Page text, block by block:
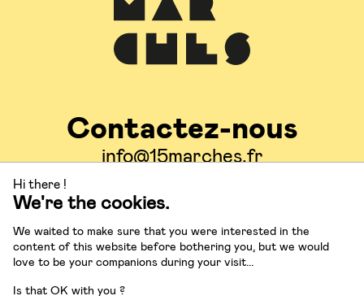
Contactez-nous
info@15marches.fr
Suivez-nous
Hi there !
We're the cookies.
We waited to make sure that you were interested in the
content of this website before bothering you, but we would
love to be your companions during your visit...
Is that OK with you ?